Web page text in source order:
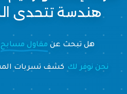
هندسة تتحدى
هل تبحث عن مقاول مسابح
نحن نوفر لك كشف